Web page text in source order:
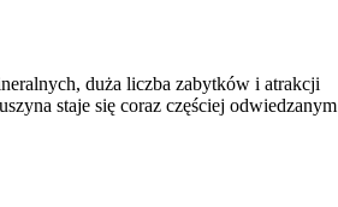
duża liczba zabytków i atrakcji
staje się coraz częściej odwiedzanym